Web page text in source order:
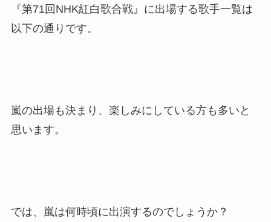
『第71回NHK紅白歌合戦』に出場する歌手一覧は
以下の通りです。
嵐の出場も決まり、楽しみにしている方も多いと
思います。
では、嵐は何時頃に出演するのでしょうか？